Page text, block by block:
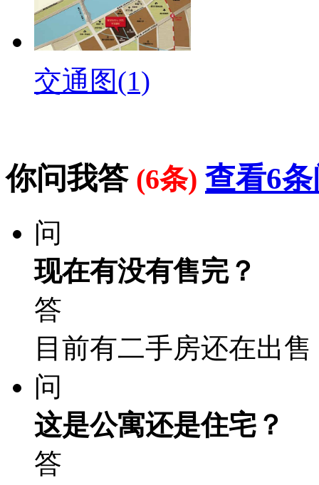
交通图(1)
你问我答 (6条) 查看6
问
现在有没有售完？
答
目前有二手房还在出售
问
这是公寓还是住宅？
答